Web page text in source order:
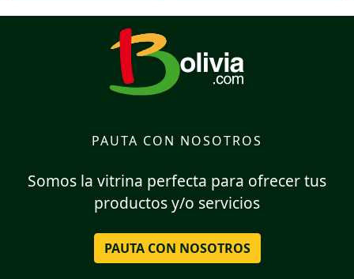
PAUTA CON NOSOTROS
Somos la vitrina perfecta para ofrecer tus
productos y/o servicios
PAUTA CON NOSOTROS